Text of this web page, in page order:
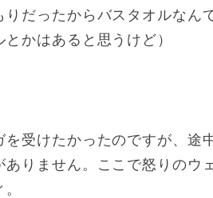
だったからバスタオルなん
かはあると思うけど）
受けたかったのですが、途
りません。ここで怒りのウ